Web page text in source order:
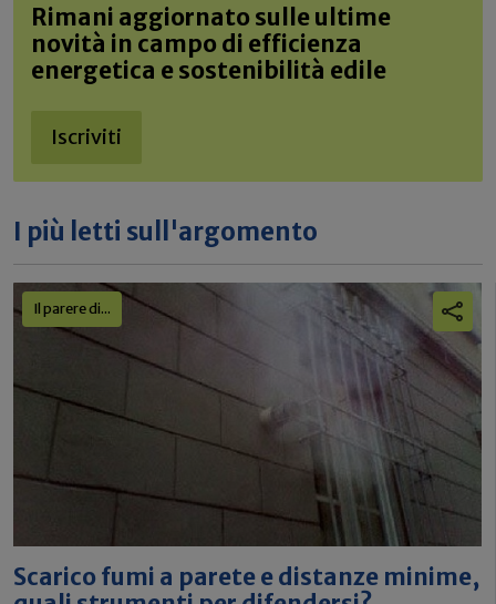
Rimani aggiornato sulle ultime
novità in campo di efficienza
energetica e sostenibilità edile
Iscriviti
I più letti sull'argomento
Il parere di...
Scarico fumi a parete e distanze minime,